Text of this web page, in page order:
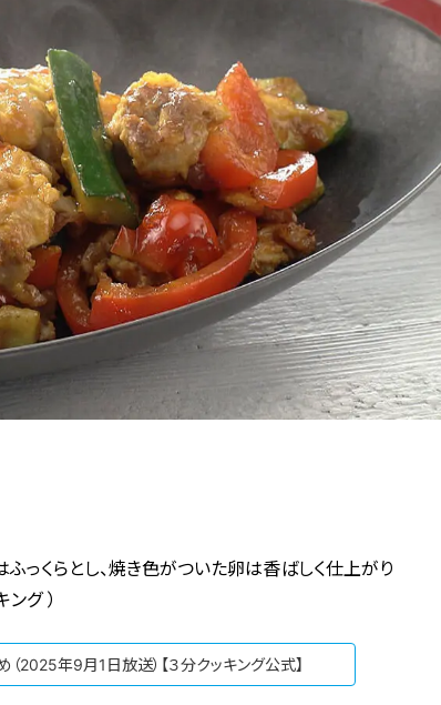
っくらとし、焼き色がついた卵は香ばしく仕上がり
グ ）
2025年9月1日放送）【３分クッキング公式】